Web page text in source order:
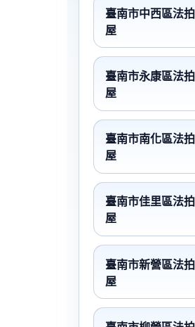
臺南市中西區法拍
屋
臺南市永康區法拍
屋
臺南市南化區法拍
屋
臺南市佳里區法拍
屋
臺南市新營區法拍
屋